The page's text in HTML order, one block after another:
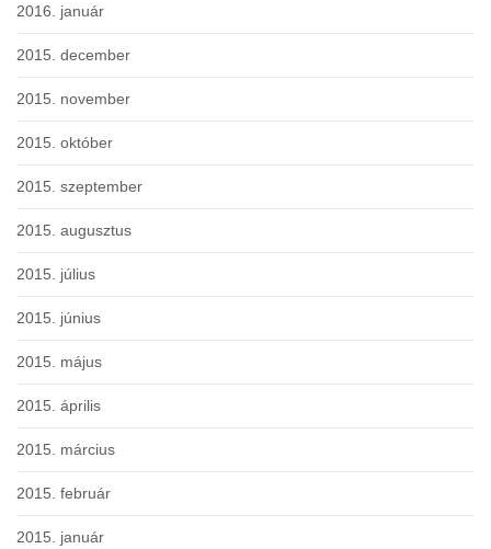
2016. január
2015. december
2015. november
2015. október
2015. szeptember
2015. augusztus
2015. július
2015. június
2015. május
2015. április
2015. március
2015. február
2015. január